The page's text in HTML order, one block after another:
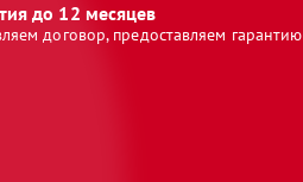
до 12 месяцев
договор, предоставляем гарантию